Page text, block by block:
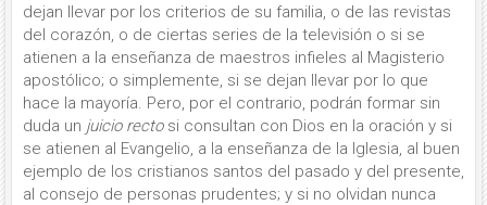
dejan llevar por los criterios de su familia, o de las revis­tas
del corazón, o de ciertas series de la televi­sión o si se
atienen a la enseñanza de maestros infieles al Magisterio
apostólico; o simplemente, si se dejan llevar por lo que
hace la mayoría. Pero, por el contrario, podrán formar sin
duda un juicio rectosi consultan con Dios en la oración y si
se atienen al Evangelio, a la enseñanza de la Iglesia, al buen
ejemplo de los cris­tianos santos del pasado y del presente,
al consejo de personas prudentes; y si no olvidan nunca